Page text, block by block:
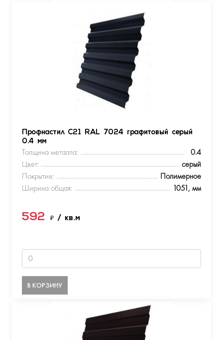
Профнастил С21 RAL 7024 графитовый серый
0.4 мм
Толщина металла:
0.4
Цвет:
серый
Покрытие:
Полимерное
Ширина общая:
1051, мм
592 ₽ / кв.м
В КОРЗИНУ